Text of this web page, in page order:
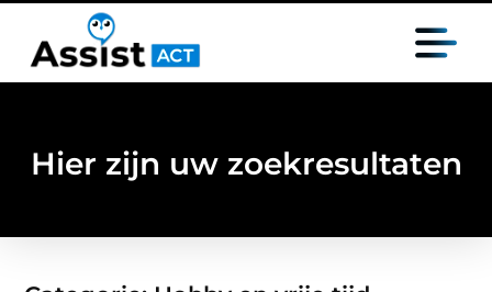
Hier zijn uw zoekresultaten